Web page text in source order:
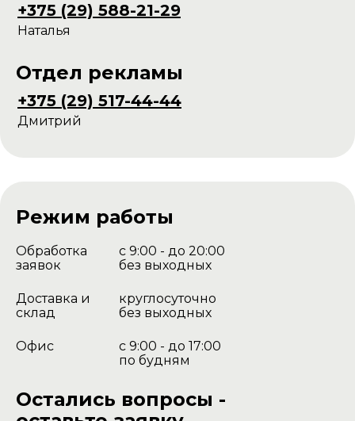
Остались вопросы -
Отдел рекламы
Наталья
+375 (29) 588-21-29
Дмитрий
+375 (29) 517-44-44
Обработка
заявок
с 9:00 - до 20:00
без выходных
Доставка и
склад
круглосуточно
без выходных
Офис
с 9:00 - до 17:00
по будням
Режим работы